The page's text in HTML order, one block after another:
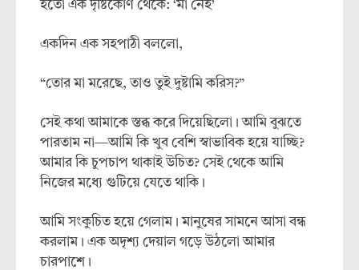
হতো এক দৃষ্টিকোণ থেকে: ‘মা নেই’
একদিন এক সহপাঠী বললো,
“তোর মা মরেছে, তাও তুই দুষ্টামি করিস?”
সেই কথা আমাকে স্তব্ধ করে দিয়েছিলো। আমি বুঝতে
পারতাম না—আমি কি খুব বেশি স্বাভাবিক হয়ে যাচ্ছি?
আমার কি চুপচাপ থাকাই উচিত? সেই থেকে আমি
নিজের মধ্যে গুটিয়ে যেতে থাকি।
আমি সংকুচিত হয়ে গেলাম। মানুষের সামনে আসা বন্ধ
করলাম। এক অদৃশ্য দেয়াল গড়ে উঠলো আমার
চারপাশে।